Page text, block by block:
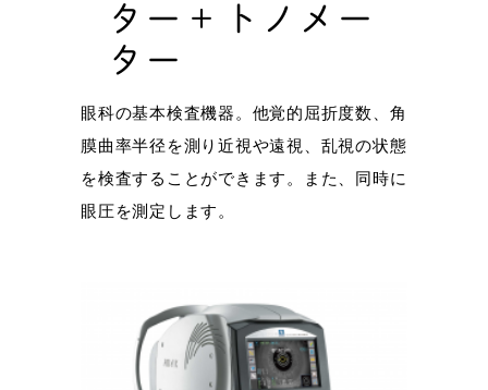
ター＋トノメー
ター
眼科の基本検査機器。他覚的屈折度数、角
膜曲率半径を測り近視や遠視、乱視の状態
を検査することができます。また、同時に
眼圧を測定します。